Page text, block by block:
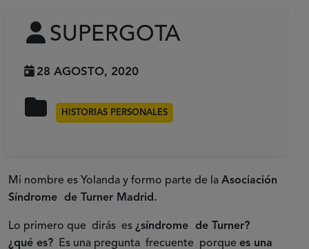
SUPERGOTA
28 AGOSTO, 2020
HISTORIAS PERSONALES
Mi nombre es Yolanda y formo parte de la Asociación
Síndrome de Turner Madrid.
Lo primero que dirás es ¿síndrome de Turner?
¿qué es? Es una pregunta frecuente porque es una